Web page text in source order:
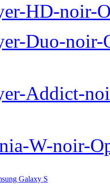
HD-noir-
Duo-
Addict-
W-noir-
Galaxy S